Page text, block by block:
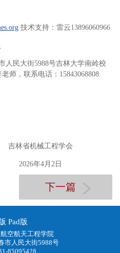
技术支持：雷云13896060966
人民大街5988号吉林大学南岭校
师，联系电话：15843068808.
吉林省机械工程学会
2026年4月2日
下一篇
Pad版
空航天工程学院
市人民大街5988号